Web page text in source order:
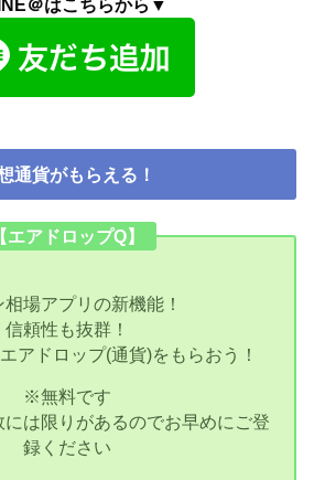
＠はこちらから▼
通貨がもらえる！
【エアドロップQ】
相場アプリの新機能！
信頼性も抜群！
アドロップ(通貨)をもらおう！
※無料です
は限りがあるのでお早めにご登
録ください